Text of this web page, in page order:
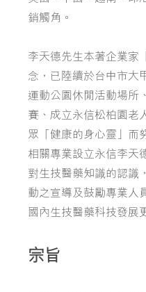
銷觸角。
李天德先生本著企業家
念，已陸續於台中市大
運動公園休閒活動場所
賽、成立永信松柏園老
眾「健康的身心靈」而
相關專業設立永信李天
對生技醫藥知識的認識
動之宣導及鼓勵專業人
國內生技醫藥科技發展
宗旨